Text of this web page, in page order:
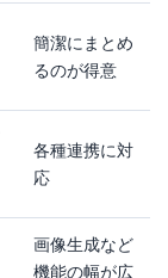
簡潔にまとめ
るのが得意
各種連携に対
応
画像生成など
機能の幅が広